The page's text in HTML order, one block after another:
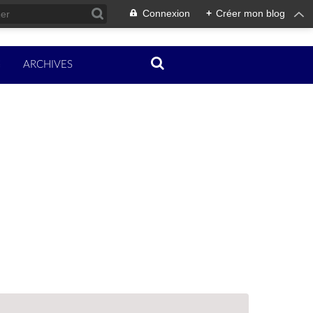
Connexion + Créer mon blog
ARCHIVES